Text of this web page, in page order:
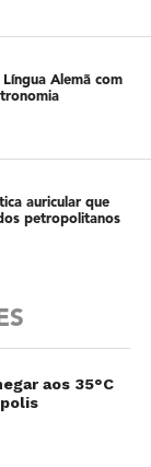
Alemã com
auricular que
petropolitanos
aos 35°C